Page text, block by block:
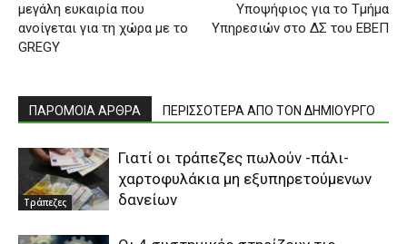
μεγάλη ευκαιρία που
ανοίγεται για τη χώρα με το
GREGY
Υποψήφιος για το Τμήμα
Υπηρεσιών στο ΔΣ του ΕΒΕΠ
ΠΑΡΟΜΟΙΑ ΑΡΘΡΑ ΠΕΡΙΣΣΟΤΕΡΑ ΑΠΟ ΤΟΝ ΔΗΜΙΟΥΡΓΟ
Τράπεζες
Γιατί οι τράπεζες πωλούν -πάλι-
χαρτοφυλάκια μη εξυπηρετούμενων
δανείων